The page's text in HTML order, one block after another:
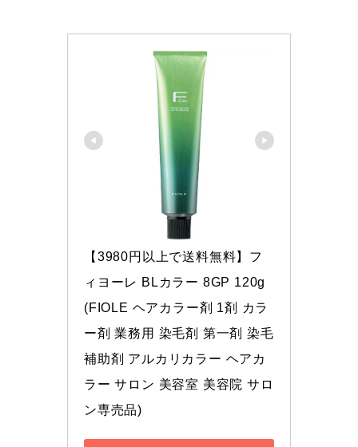
【3980円以上で送料無料】フ
ィヨーレ BLカラー 8GP 120g
(FIOLE ヘアカラー剤 1剤 カラ
ー剤 業務用 染毛剤 第一剤 染毛
補助剤 アルカリカラー ヘアカ
ラー サロン 美容室 美容院 サロ
ン専売品)